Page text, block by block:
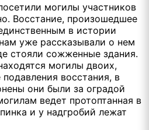
могилы участников
Восстание, произошедшее
в истории
уже рассказывали о нем
стояли сожженные здания.
могилы двоих,
восстания, в
они были за оградой
ведет протоптанная в
и у надгробий лежат